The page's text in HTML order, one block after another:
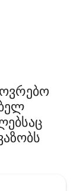
შეფასებაა
ნაცვლად.